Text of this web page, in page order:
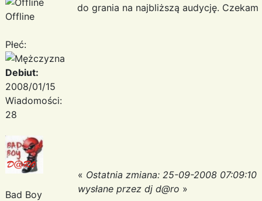
Offline
Płeć:
Debiut:
2008/01/15
Wiadomości:
28
Bad Boy
do grania na najbliższą audycję.
« Ostatnia zmiana: 25-09-2008 07:09:10
wysłane przez dj d@ro »